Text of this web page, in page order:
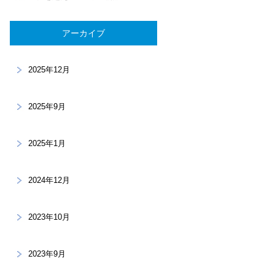
アーカイブ
2025年12月
2025年9月
2025年1月
2024年12月
2023年10月
2023年9月